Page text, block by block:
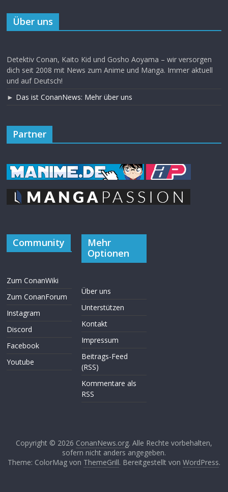
Über uns
Detektiv Conan, Kaito Kid und Gosho Aoyama – wir versorgen
dich seit 2008 mit News zum Anime und Manga. Immer aktuell
und auf Deutsch!
► Das ist ConanNews: Mehr über uns
Partner
Community
Zum ConanWiki
Zum ConanForum
Instagram
Discord
Facebook
Youtube
Mehr
Optionen
Über uns
Unterstützen
Kontakt
Impressum
Beitrags-Feed
(RSS)
Kommentare als
RSS
Copyright © 2026 ConanNews.org. Alle Rechte vorbehalten,
sofern nicht anders angegeben.
Theme: ColorMag von ThemeGrill. Bereitgestellt von WordPress.